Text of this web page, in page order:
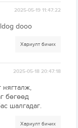
2025-05-19 11:47:22
dooo
Хариулт бичих
2025-05-18 20:47:18
нягталж,
бөгөөд
шалгадаг.
Хариулт бичих